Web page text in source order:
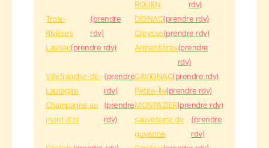
ROUEN
rdv)
Trois-
Rivières
(prendre
rdv)
DIGNAC(prendre rdv)
Creysse(prendre rdv)
Launac(prendre rdv) Armentières(prendre
rdv)
Villefranche-de-
Lauragais
(prendre
rdv)
CAVIGNAC(prendre rdv)
Petite-Île(prendre rdv)
Champagne au
mont d'or
(prendre
rdv)
MONPAZIER(prendre rdv)
sauveterre de
guyenne
(prendre
rdv)